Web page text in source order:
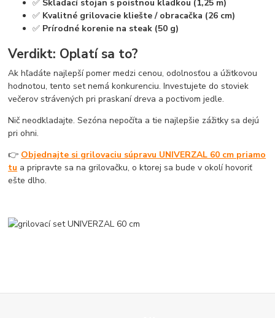
✅ Skladací stojan s poistnou kladkou (1,25 m)
✅ Kvalitné grilovacie kliešte / obracačka (26 cm)
✅ Prírodné korenie na steak (50 g)
Verdikt: Oplatí sa to?
Ak hľadáte najlepší pomer medzi cenou, odolnosťou a úžitkovou
hodnotou, tento set nemá konkurenciu. Investujete do stoviek
večerov strávených pri praskaní dreva a poctivom jedle.
Nič neodkladajte. Sezóna nepočíta a tie najlepšie zážitky sa dejú
pri ohni.
👉 Objednajte si grilovaciu súpravu UNIVERZAL 60 cm priamo
tu a pripravte sa na grilovačku, o ktorej sa bude v okolí hovoriť
ešte dlho.